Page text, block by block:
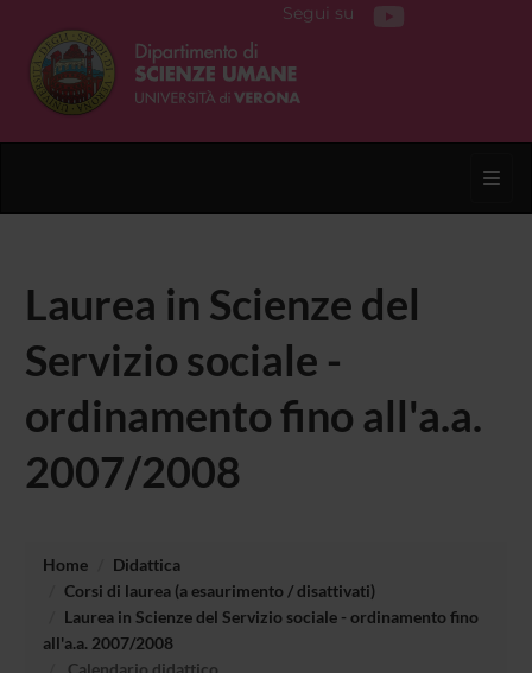
Segui su
Laurea in Scienze del
Servizio sociale -
ordinamento fino all'a.a.
2007/2008
Home
Didattica
Corsi di laurea (a esaurimento / disattivati)
Laurea in Scienze del Servizio sociale - ordinamento fino
all'a.a. 2007/2008
Calendario didattico